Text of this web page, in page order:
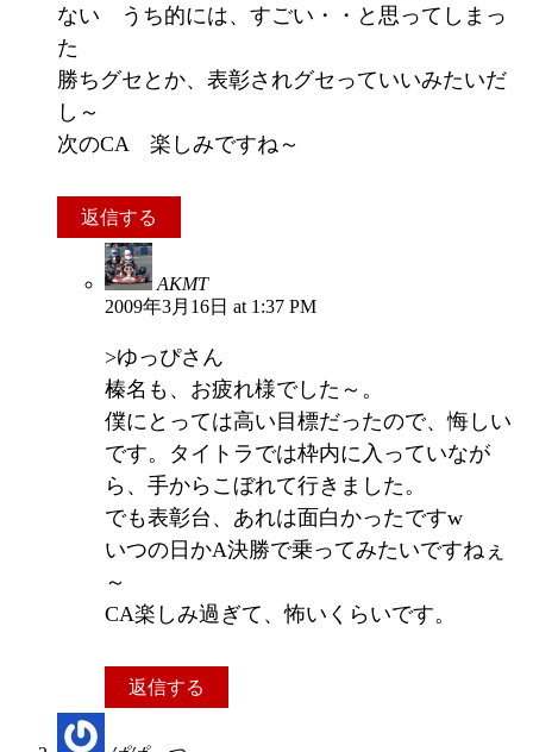
ない うち的には、すごい・・と思ってしまっ
た
勝ちグセとか、表彰されグセっていいみたいだ
し～
次のCA 楽しみですね～
返信する
AKMT
2009年3月16日 at 1:37 PM
>ゆっぴさん
榛名も、お疲れ様でした～。
僕にとっては高い目標だったので、悔しい
です。タイトラでは枠内に入っていなが
ら、手からこぼれて行きました。
でも表彰台、あれは面白かったですw
いつの日かA決勝で乗ってみたいですねぇ
～
CA楽しみ過ぎて、怖いくらいです。
返信する